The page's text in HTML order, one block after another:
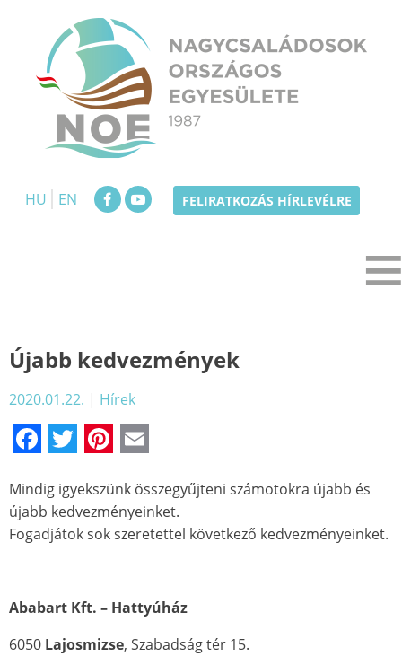
content
HU
EN FELIRATKOZÁS HÍRLEVÉLRE
Újabb kedvezmények
2020.01.22. | Hírek
Facebook
TwitterPinterest
Mindig igyekszünk összegyűjteni számotokra újabb és
újabb kedvezményeinket.
Fogadjátok sok szeretettel következő kedvezményeinket.
Ababart Kft. – Hattyúház
6050 Lajosmizse, Szabadság tér 15.